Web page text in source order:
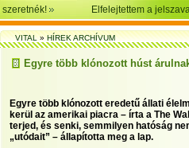
szeretnék!
Elfelejtettem a
VITAL»HÍREK ARCHÍVUM
Egyre több klónozott húst
Egyre több klónozott eredetű állati
kerül az amerikai piacra – írta a The
terjed, és senki, semmilyen hatóság
„utódait” – állapította meg a lap.